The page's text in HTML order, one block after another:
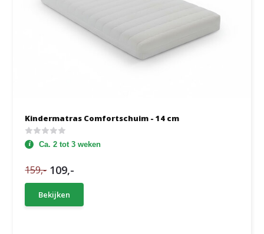
Kindermatras Comfortschuim - 14 cm
Ca. 2 tot 3 weken
159,- 109,-
Bekijken